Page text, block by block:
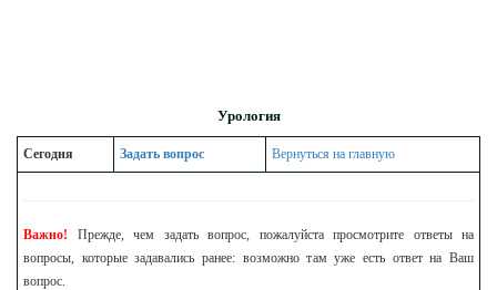
Урология
Сегодня Задать вопрос Вернуться на главную
Важно! Прежде, чем задать вопрос, пожалуйста просмотрите ответы на
вопросы, которые задавались ранее: возможно там уже есть ответ на Ваш
вопрос.